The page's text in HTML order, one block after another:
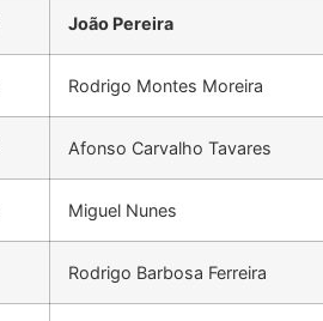
João Pereira
Rodrigo Montes Moreira
Afonso Carvalho Tavares
Miguel Nunes
Rodrigo Barbosa Ferreira